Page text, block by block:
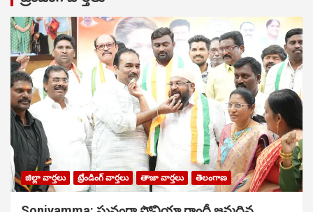
జిల్లా వార్తలు ట్రేండింగ్ వార్తలు తాజా వార్తలు తెలంగాణ